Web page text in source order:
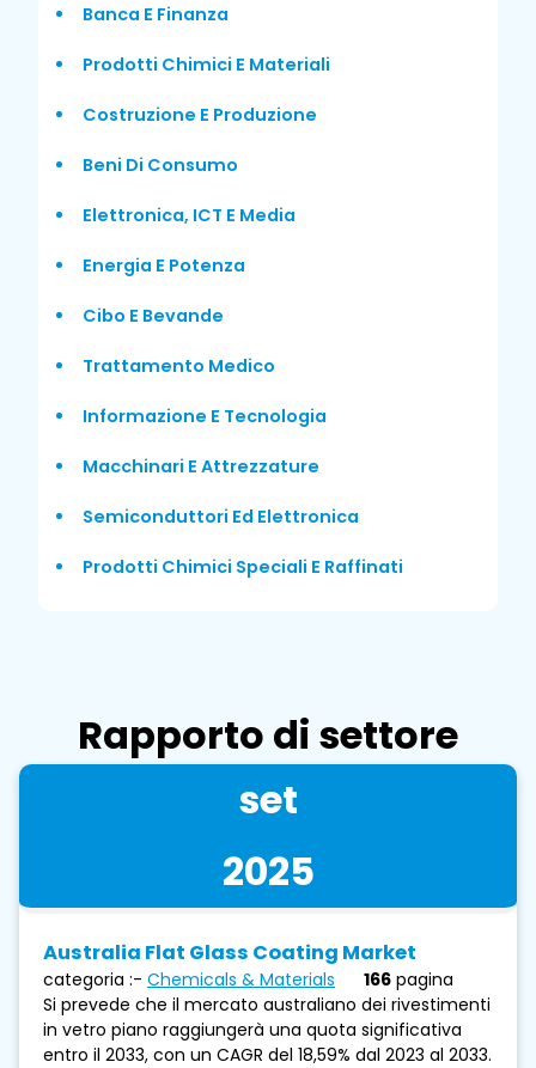
Banca E Finanza
Prodotti Chimici E Materiali
Costruzione E Produzione
Beni Di Consumo
Elettronica, ICT E Media
Energia E Potenza
Cibo E Bevande
Trattamento Medico
Informazione E Tecnologia
Macchinari E Attrezzature
Semiconduttori Ed Elettronica
Prodotti Chimici Speciali E Raffinati
Rapporto di settore
set
2025
Australia Flat Glass Coating Market
categoria :- Chemicals & Materials 166 pagina
Si prevede che il mercato australiano dei rivestimenti
in vetro piano raggiungerà una quota significativa
entro il 2033, con un CAGR del 18,59% dal 2023 al 2033.